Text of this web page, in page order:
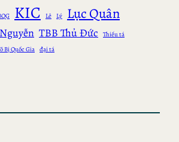
KIC Lê Lý Lục Quân
Nguyễn TBB Thủ Đức Thiếu tá
Bị Quốc Gia đại tá